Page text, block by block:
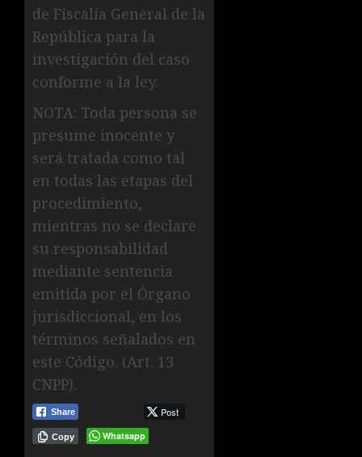
de Fiscalía General de la
República para la
investigación del caso
conforme a la ley.
NOTA: Toda persona se
presume inocente y
será tratada como tal
en todas las etapas del
procedimiento,
mientras no se declare
su responsabilidad
mediante sentencia
emitida por el Órgano
jurisdiccional, en los
términos señalados en
este Código. (Art. 13
CNPP).
Share Post
Whatsapp
Copy